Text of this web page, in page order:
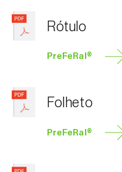
Rótulo
PreFeRal®
Folheto
PreFeRal®